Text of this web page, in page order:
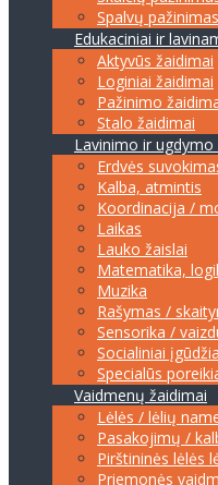
Spalvų pažinimas
Edukaciniai ir
Aktyvūs žaidimai
Loginiai žaidimai
Pažinimo
Stalo žaidimai
Lavinimo ir
Erdvės
Kalba, atmintis
Koordinacija /
Laikas
Lauko žaislai
Matematika,
Muzika
Rašymas /
Sensorika /
Socialiniai
Specialūs
Vaidmenų žaidimai
Lėlės / lėlių
Pasakojimų /
Pirštininės lėlės
Priemonės